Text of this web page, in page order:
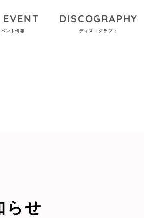
ント情報
DISCOGRAPHY
ディスコグラフィ
らせ